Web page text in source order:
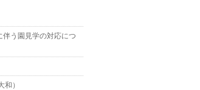
伴う園見学の対応につ
和）